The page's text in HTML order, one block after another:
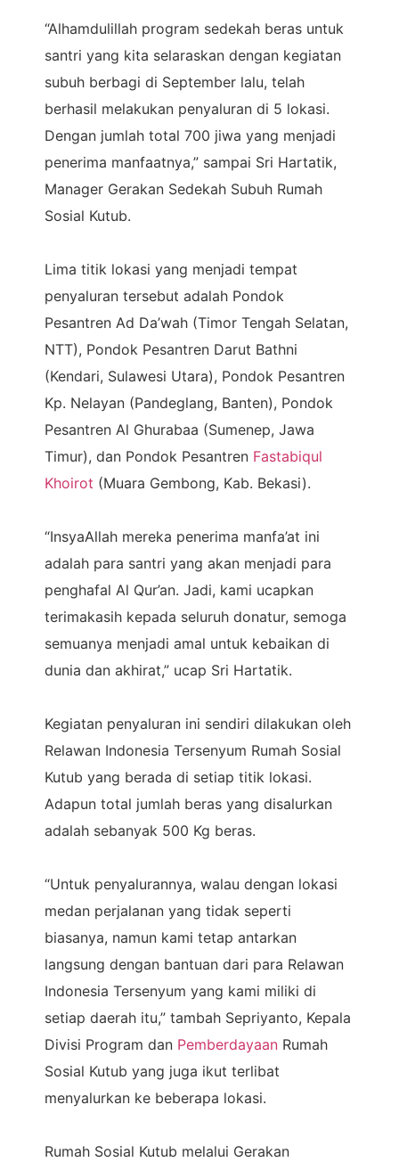
“Alhamdulillah program sedekah beras untuk
santri yang kita selaraskan dengan kegiatan
subuh berbagi di September lalu, telah
berhasil melakukan penyaluran di 5 lokasi.
Dengan jumlah total 700 jiwa yang menjadi
penerima manfaatnya,” sampai Sri Hartatik,
Manager Gerakan Sedekah Subuh Rumah
Sosial Kutub.
Lima titik lokasi yang menjadi tempat
penyaluran tersebut adalah Pondok
Pesantren Ad Da’wah (Timor Tengah Selatan,
NTT), Pondok Pesantren Darut Bathni
(Kendari, Sulawesi Utara), Pondok Pesantren
Kp. Nelayan (Pandeglang, Banten), Pondok
Pesantren Al Ghurabaa (Sumenep, Jawa
Timur), dan Pondok Pesantren Fastabiqul
Khoirot (Muara Gembong, Kab. Bekasi).
“InsyaAllah mereka penerima manfa’at ini
adalah para santri yang akan menjadi para
penghafal Al Qur’an. Jadi, kami ucapkan
terimakasih kepada seluruh donatur, semoga
semuanya menjadi amal untuk kebaikan di
dunia dan akhirat,” ucap Sri Hartatik.
Kegiatan penyaluran ini sendiri dilakukan oleh
Relawan Indonesia Tersenyum Rumah Sosial
Kutub yang berada di setiap titik lokasi.
Adapun total jumlah beras yang disalurkan
adalah sebanyak 500 Kg beras.
“Untuk penyalurannya, walau dengan lokasi
medan perjalanan yang tidak seperti
biasanya, namun kami tetap antarkan
langsung dengan bantuan dari para Relawan
Indonesia Tersenyum yang kami miliki di
setiap daerah itu,” tambah Sepriyanto, Kepala
Divisi Program dan Pemberdayaan Rumah
Sosial Kutub yang juga ikut terlibat
menyalurkan ke beberapa lokasi.
Rumah Sosial Kutub melalui Gerakan